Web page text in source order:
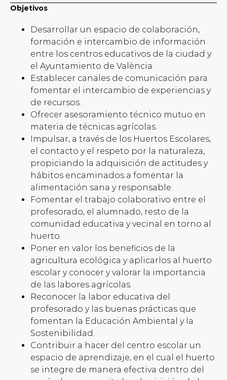
Objetivos
Desarrollar un espacio de colaboración,
formación e intercambio de información
entre los centros educativos de la ciudad y
el Ayuntamiento de València.
Establecer canales de comunicación para
fomentar el intercambio de experiencias y
de recursos.
Ofrecer asesoramiento técnico mutuo en
materia de técnicas agrícolas.
Impulsar, a través de los Huertos Escolares,
el contacto y el respeto por la naturaleza,
propiciando la adquisición de actitudes y
hábitos encaminados a fomentar la
alimentación sana y responsable.
Fomentar el trabajo colaborativo entre el
profesorado, el alumnado, resto de la
comunidad educativa y vecinal en torno al
huerto.
Poner en valor los beneficios de la
agricultura ecológica y aplicarlos al huerto
escolar y conocer y valorar la importancia
de las labores agrícolas.
Reconocer la labor educativa del
profesorado y las buenas prácticas que
fomentan la Educación Ambiental y la
Sostenibilidad.
Contribuir a hacer del centro escolar un
espacio de aprendizaje, en el cual el huerto
se integre de manera efectiva dentro del